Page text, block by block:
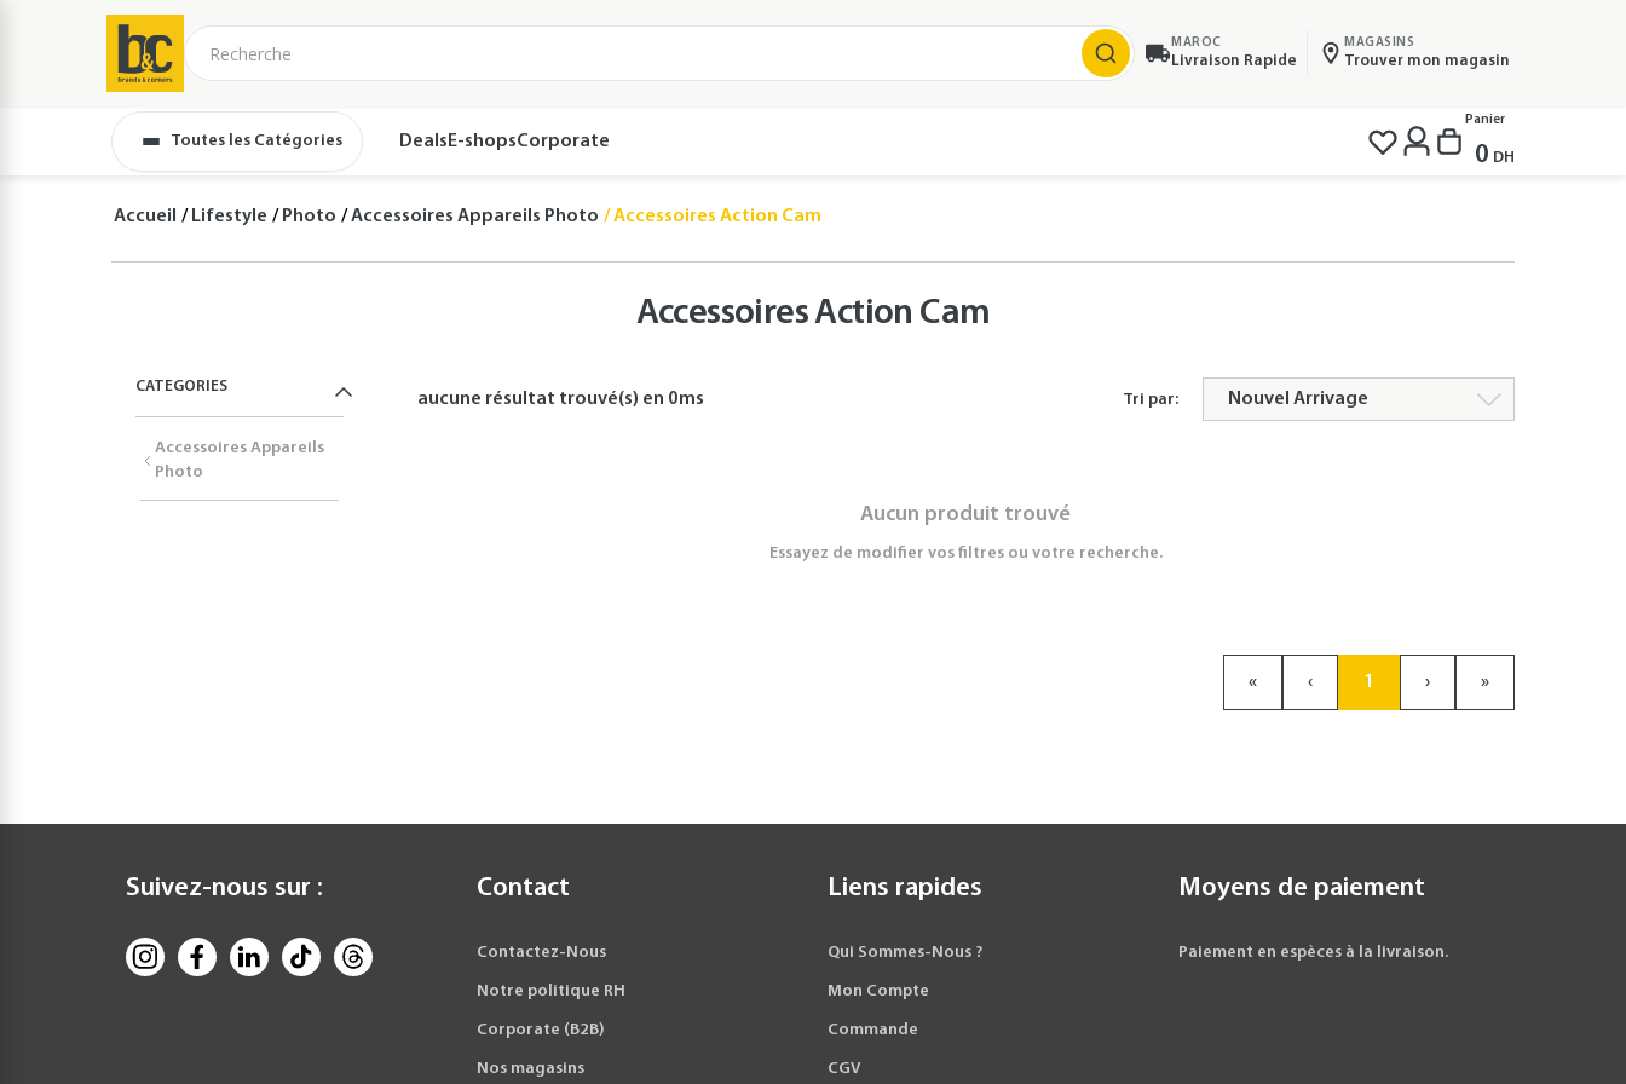
MAROC
Livraison Rapide
MAGASINS
Trouver mon magasin
Toutes les Catégories Deals E-shopsCorporate
Panier
0 DH
Accueil Lifestyle Photo Accessoires Appareils Photo Accessoires Action Cam
Accessoires Action Cam
CATEGORIES
Accessoires Appareils
Photo
aucune résultat trouvé(s) en 0ms Tri par:
Aucun produit trouvé
Essayez de modifier vos filtres ou votre recherche.
« ‹ 1 › »
Suivez-nous sur : Contact
Contactez-Nous
Notre politique RH
Corporate (B2B)
Nos magasins
Liens rapides
Qui Sommes-Nous ?
Mon Compte
Commande
CGV
Moyens de paiement
Paiement en espèces à la livraison.